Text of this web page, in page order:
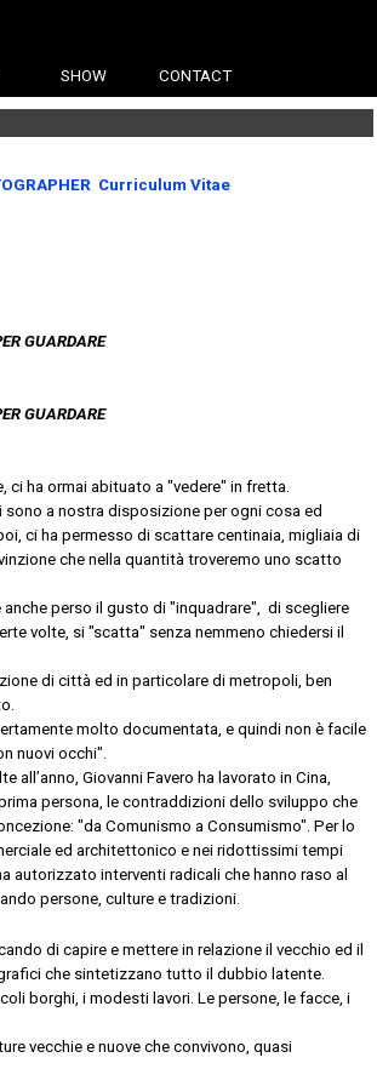
SHOW CONTACT
Curriculum Vitae
GUARDARE
GUARDARE
ci ha ormai abituato a "vedere" in fretta.
sono a nostra disposizione per ogni cosa ed
ci ha permesso di scattare centinaia, migliaia di
che nella quantità troveremo uno scatto
perso il gusto di "inquadrare", di scegliere
volte, si "scatta" senza nemmeno chiedersi il
di città ed in particolare di metropoli, ben
molto documentata, e quindi non è facile
nuovi occhi".
all’anno, Giovanni Favero ha lavorato in Cina,
persona, le contraddizioni dello sviluppo che
"da Comunismo a Consumismo". Per lo
ed architettonico e nei ridottissimi tempi
autorizzato interventi radicali che hanno raso al
persone, culture e tradizioni.
di capire e mettere in relazione il vecchio ed il
che sintetizzano tutto il dubbio latente.
borghi, i modesti lavori. Le persone, le facce, i
vecchie e nuove che convivono, quasi